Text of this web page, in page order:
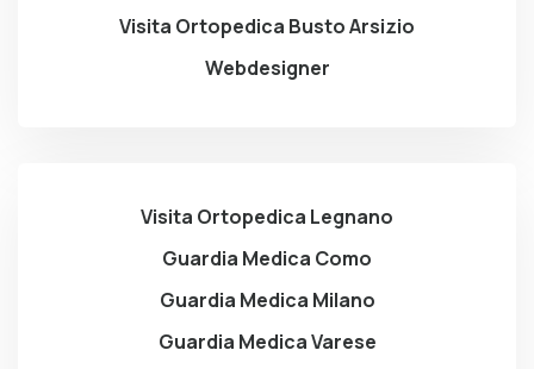
Visita Ortopedica Busto Arsizio
Webdesigner
Visita Ortopedica Legnano
Guardia Medica Como
Guardia Medica Milano
Guardia Medica Varese